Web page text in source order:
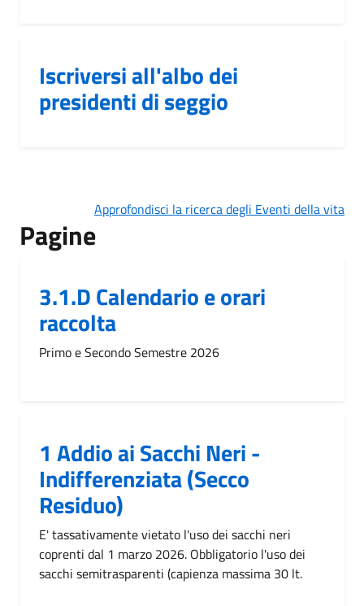
Iscriversi all'albo dei
presidenti di seggio
Approfondisci la ricerca degli Eventi della vita
Pagine
3.1.D Calendario e orari
raccolta
Primo e Secondo Semestre 2026
1 Addio ai Sacchi Neri -
Indifferenziata (Secco
Residuo)
E' tassativamente vietato l'uso dei sacchi neri
coprenti dal 1 marzo 2026. Obbligatorio l'uso dei
sacchi semitrasparenti (capienza massima 30 lt.